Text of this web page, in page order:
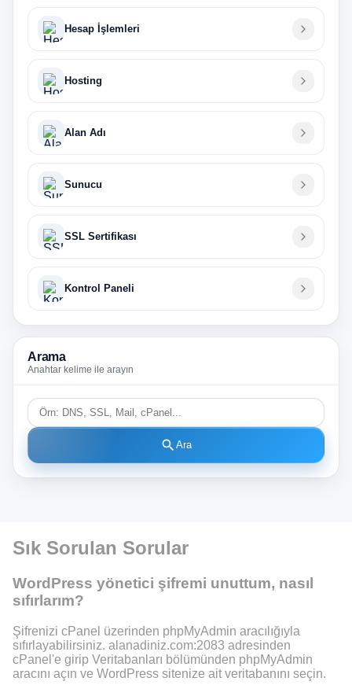
Hesap İşlemleri
Hosting
Alan Adı
Sunucu
SSL Sertifikası
Kontrol Paneli
Arama
Anahtar kelime ile arayın
search Ara
Sık Sorulan Sorular
WordPress yönetici şifremi unuttum, nasıl
sıfırlarım?
Şifrenizi cPanel üzerinden phpMyAdmin aracılığıyla
sıfırlayabilirsiniz. alanadiniz.com:2083 adresinden
cPanel'e girip Veritabanları bölümünden phpMyAdmin
aracını açın ve WordPress sitenize ait veritabanını seçin.